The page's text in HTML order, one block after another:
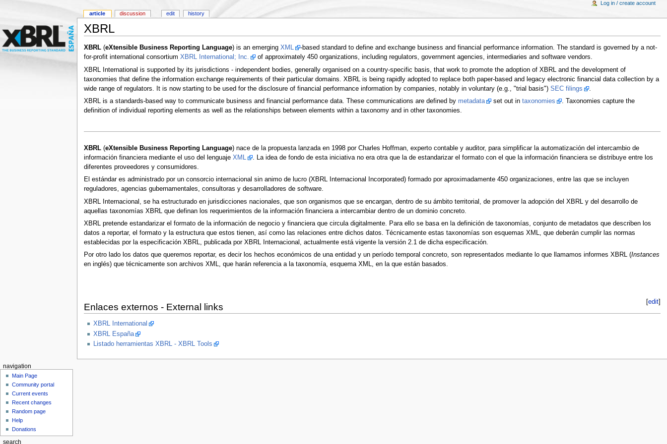
XBRL
XBRL(eXtensible Business Reporting Language) is an emerging XML
-based standard to define and exchange business and financial performance information. The standard is governed by a not-
for-profit international consortium XBRL International; Inc.
of approximately 450 organizations, including regulators, government agencies, intermediaries and software vendors.
XBRL International is supported by its jurisdictions - independent bodies, generally organised on a country-specific basis, that work to promote the adoption of XBRL and the development of
taxonomies that define the information exchange requirements of their particular domains. XBRL is being rapidly adopted to replace both paper-based and legacy electronic financial data collection by a
wide range of regulators. It is now starting to be used for the disclosure of financial performance information by companies, notably in voluntary (e.g., "trial basis") SEC filings
.
XBRL is a standards-based way to communicate business and financial performance data. These communications are defined by metadata set out in taxonomies
. Taxonomies capture the
definition of individual reporting elements as well as the relationships between elements within a taxonomy and in other taxonomies.
XBRL(eXtensible Business Reporting Language) nace de la propuesta lanzada en 1998 por Charles Hoffman, experto contable y auditor, para simplificar la automatización del intercambio de
información financiera mediante el uso del lenguaje XML
. La idea de fondo de esta iniciativa no era otra que la de estandarizar el formato con el que la información financiera se distribuye entre los
diferentes proveedores y consumidores.
El estándar es administrado por un consorcio internacional sin animo de lucro (XBRL Internacional Incorporated) formado por aproximadamente 450 organizaciones, entre las que se incluyen
reguladores, agencias gubernamentales, consultoras y desarrolladores de software.
XBRL Internacional, se ha estructurado en jurisdicciones nacionales, que son organismos que se encargan, dentro de su ámbito territorial, de promover la adopción del XBRL y del desarrollo de
aquellas taxonomías XBRL que definan los requerimientos de la información financiera a intercambiar dentro de un dominio concreto.
XBRL pretende estandarizar el formato de la información de negocio y financiera que circula digitalmente. Para ello se basa en la definición de taxonomías, conjunto de metadatos que describen los
datos a reportar, el formato y la estructura que estos tienen, así como las relaciones entre dichos datos. Técnicamente estas taxonomías son esquemas XML, que deberán cumplir las normas
establecidas por la especificación XBRL, publicada por XBRL Internacional, actualmente está vigente la versión 2.1 de dicha especificación.
Por otro lado los datos que queremos reportar, es decir los hechos económicos de una entidad y un período temporal concreto, son representados mediante lo que llamamos informes XBRL (Instances
en inglés) que técnicamente son archivos XML, que harán referencia a la taxonomía, esquema XML, en la que están basados.
[edit
Enlaces externos - External links
XBRL International
XBRL España
Listado herramientas XBRL - XBRL Tools
article discussion edit history
Log in / create account
navigation
Main Page
Community portal
Current events
Recent changes
Random page
Help
Donations
search